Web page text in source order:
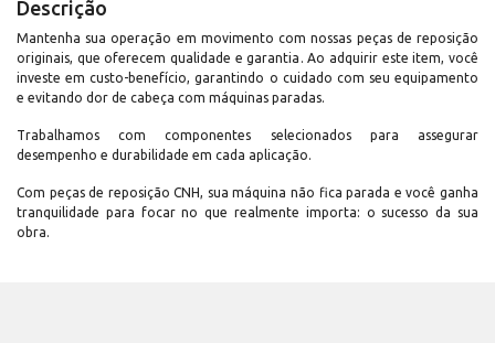
Descrição
Mantenha sua operação em movimento com nossas peças de reposição
originais, que oferecem qualidade e garantia. Ao adquirir este item, você
investe em custo-benefício, garantindo o cuidado com seu equipamento
e evitando dor de cabeça com máquinas paradas.
Trabalhamos com componentes selecionados para assegurar
desempenho e durabilidade em cada aplicação.
Com peças de reposição CNH, sua máquina não fica parada e você ganha
tranquilidade para focar no que realmente importa: o sucesso da sua
obra.